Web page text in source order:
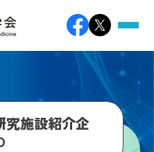
究施設紹介企